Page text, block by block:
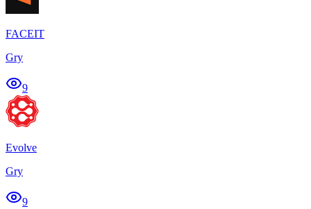
FACEIT
Gry
9
Evolve
Gry
9